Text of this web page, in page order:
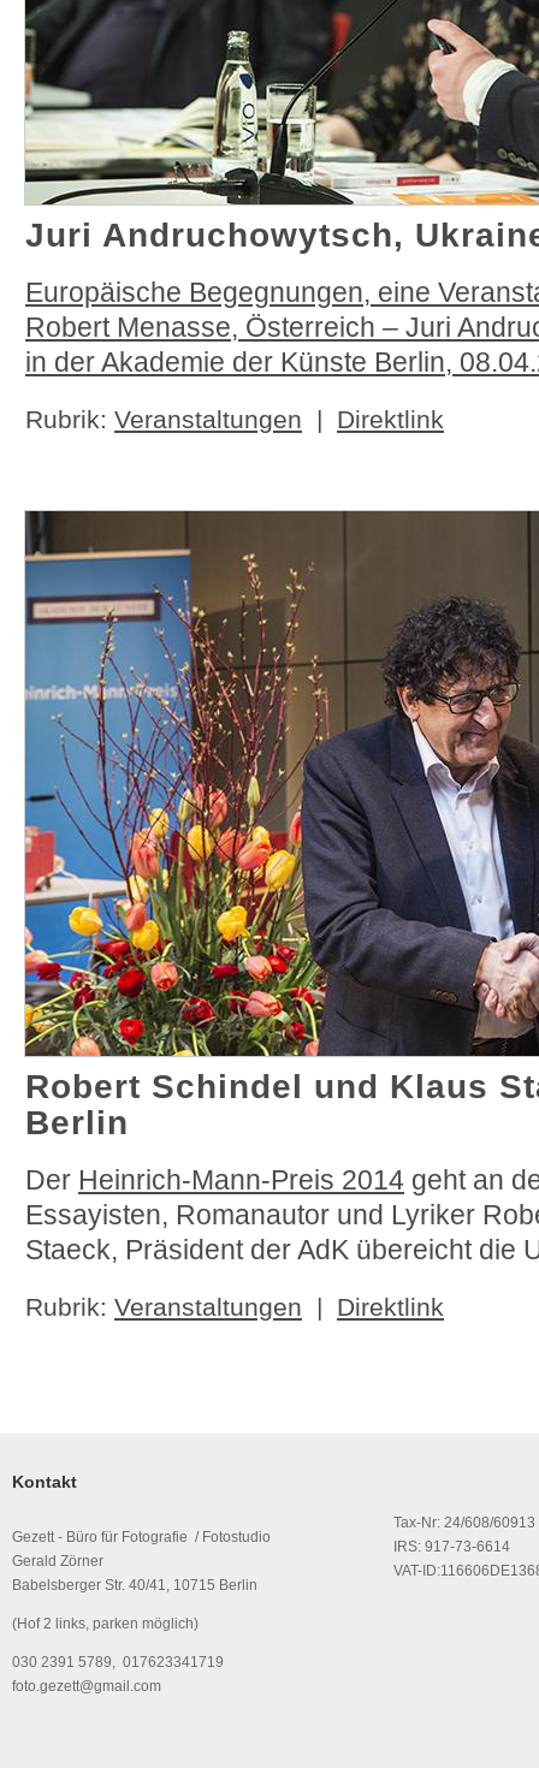
Juri Andruchowytsch,
Europäische Begegnungen, eine
Robert Menasse, Österreich – Juri
in der Akademie der Künste Berlin,
Rubrik: Veranstaltungen | Direktlink
Robert Schindel und Klaus
Berlin
Der Heinrich-Mann-Preis 2014 geht an
Essayisten, Romanautor und Lyriker
Staeck, Präsident der AdK übereicht die
Rubrik: Veranstaltungen | Direktlink
Kontakt
Gezett - Büro für Fotografie / Fotostudio
Gerald Zörner
Babelsberger Str. 40/41, 10715 Berlin
(Hof 2 links, parken möglich)
030 2391 5789, 017623341719
foto.gezett@gmail.com
Tax-Nr: 24/608/60913
IRS: 917-73-6614
VAT-